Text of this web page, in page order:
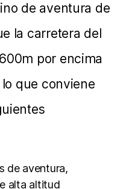
de aventura de
la carretera del
por encima
que conviene
de aventura,
alta altitud